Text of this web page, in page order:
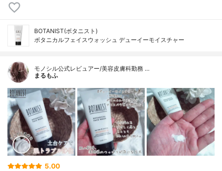
BOTANIST(ボタニスト)
ボタニカルフェイスウォッシュ デューイーモイスチャー
モノシル公式レビュアー/美容皮膚科勤務 …
まるもふ
5.00